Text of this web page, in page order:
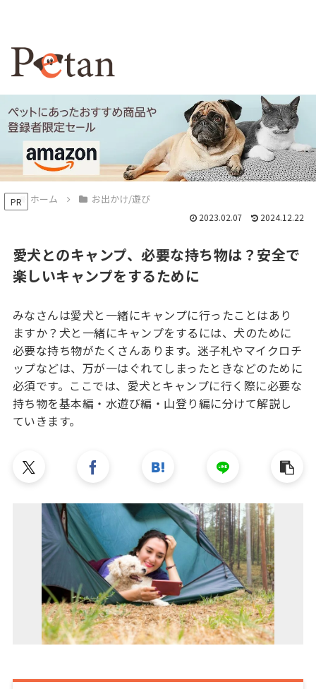
PR ホーム お出かけ/遊び
愛犬とのキャンプ、必要な持ち物は？安全で
楽しいキャンプをするために
2023.02.07 2024.12.22
みなさんは愛犬と一緒にキャンプに行ったことはあり
ますか？犬と一緒にキャンプをするには、犬のために
必要な持ち物がたくさんあります。迷子札やマイクロチ
ップなどは、万が一はぐれてしまったときなどのために
必須です。ここでは、愛犬とキャンプに行く際に必要な
持ち物を基本編・水遊び編・山登り編に分けて解説し
ていきます。